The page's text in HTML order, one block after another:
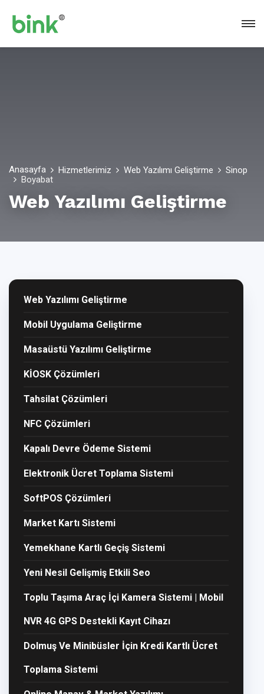
Anasayfa Hizmetlerimiz Web Yazılımı Geliştirme
Sinop
Boyabat
Web Yazılımı Geliştirme
Web Yazılımı Geliştirme
Mobil Uygulama Geliştirme
Masaüstü Yazılımı Geliştirme
KİOSK Çözümleri
Tahsilat Çözümleri
NFC Çözümleri
Kapalı Devre Ödeme Sistemi
Elektronik Ücret Toplama Sistemi
SoftPOS Çözümleri
Market Kartı Sistemi
Yemekhane Kartlı Geçiş Sistemi
Yeni Nesil Gelişmiş Etkili Seo
Toplu Taşıma Araç İçi Kamera Sistemi | Mobil
NVR 4G GPS Destekli Kayıt Cihazı
Dolmuş Ve Minibüsler İçin Kredi Kartlı Ücret
Toplama Sistemi